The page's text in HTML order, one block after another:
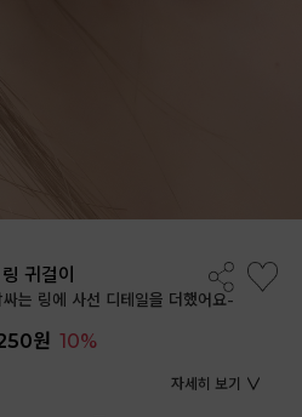
귀걸이
는 링에 사선 디테일을 더했어요-
원 10%
자세히 보기